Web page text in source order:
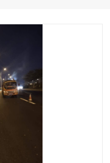
划线